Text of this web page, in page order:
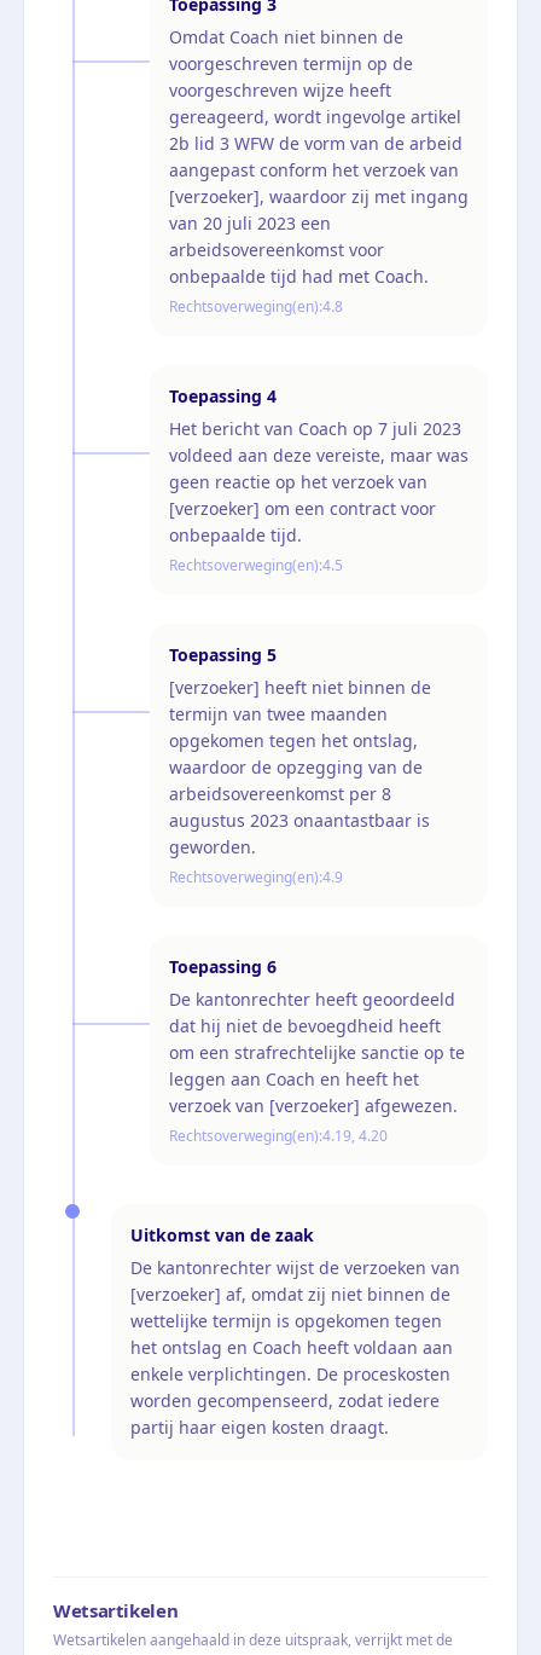
Omdat Coach niet binnen de
voorgeschreven termijn op de
voorgeschreven wijze heeft
gereageerd, wordt ingevolge artikel
2b lid 3 WFW de vorm van de arbeid
aangepast conform het verzoek van
[verzoeker], waardoor zij met ingang
van 20 juli 2023 een
arbeidsovereenkomst voor
onbepaalde tijd had met Coach.
Rechtsoverweging(en):4.8
Toepassing 4
Het bericht van Coach op 7 juli 2023
voldeed aan deze vereiste, maar was
geen reactie op het verzoek van
[verzoeker] om een contract voor
onbepaalde tijd.
Rechtsoverweging(en):4.5
Toepassing 5
[verzoeker] heeft niet binnen de
termijn van twee maanden
opgekomen tegen het ontslag,
waardoor de opzegging van de
arbeidsovereenkomst per 8
augustus 2023 onaantastbaar is
geworden.
Rechtsoverweging(en):4.9
Toepassing 6
De kantonrechter heeft geoordeeld
dat hij niet de bevoegdheid heeft
om een strafrechtelijke sanctie op te
leggen aan Coach en heeft het
verzoek van [verzoeker] afgewezen.
Rechtsoverweging(en):4.19, 4.20
Uitkomst van de zaak
De kantonrechter wijst de verzoeken van
[verzoeker] af, omdat zij niet binnen de
wettelijke termijn is opgekomen tegen
het ontslag en Coach heeft voldaan aan
enkele verplichtingen. De proceskosten
worden gecompenseerd, zodat iedere
partij haar eigen kosten draagt.
Wetsartikelen
Wetsartikelen aangehaald in deze uitspraak, verrijkt met de